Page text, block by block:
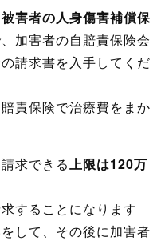
害者の人身傷害補償保
、加害者の自賠責保険会
請求書を入手してくだ
責保険で治療費をまか
求できる上限は120万
することになります
して、その後に加害者